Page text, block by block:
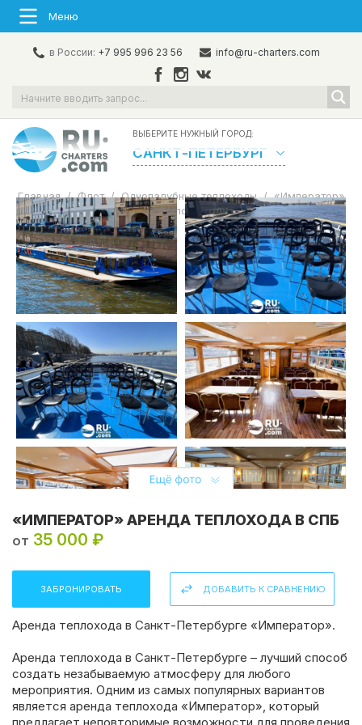
Меню
в России: +7 995 996 23 56 info@ru-charters.com
ВЫБЕРИТЕ НУЖНЫЙ ГОРОД:
САНКТ-ПЕТЕРБУРГ
Главная / Флот / Однопалубные теплоходы / «Император»
Аренда теплохода в СПб
Поделиться:
«ИМПЕРАТОР» АРЕНДА ТЕПЛОХОДА В СПБ
от 35 000 ₽
ЗАБРОНИРОВАТЬ ДОБАВИТЬ К СРАВНЕНИЮ
Аренда теплохода в Санкт-Петербурге «Император».
Аренда теплохода в Санкт-Петербурге – лучший способ
создать незабываемую атмосферу для любого
мероприятия. Одним из самых популярных вариантов
является аренда теплохода «Император», который